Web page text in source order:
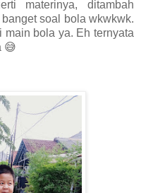
materinya, ditambah
soal bola wkwkwk.
main bola ya. Eh ternyata
😅